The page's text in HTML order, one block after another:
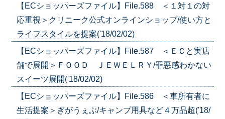
【ECショッパーズファイル】File.588 ＜１対１の対
応重視＞クリニーク公式オンラインショップ/使い方と
ライフスタイルを提案('18/02/02)
【ECショッパーズファイル】File.587 ＜ＥＣと実店
舗で展開＞ＦＯＯＤ ＪＥＷＥＬＲＹ/罪悪感わかない
スイーツ展開('18/02/02)
【ECショッパーズファイル】File.586 ＜車所有者に
生活提案＞ぎがうぇぶ/キャンプ用具など４万品超('18/